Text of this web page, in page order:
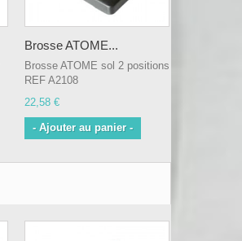
Brosse ATOME...
Brosse ATOME sol 2 positions
REF A2108
22,58 €
- Ajouter au panier -